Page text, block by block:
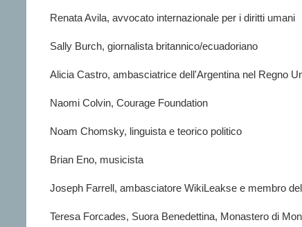
Renata Avila, avvocato internazionale per i diritti umani
Sally Burch, giornalista britannico/ecuadoriano
Alicia Castro, ambasciatrice dell'Argentina nel Regno
Naomi Colvin, Courage Foundation
Noam Chomsky, linguista e teorico politico
Brian Eno, musicista
Joseph Farrell, ambasciatore WikiLeakse e membro
Teresa Forcades, Suora Benedettina, Monastero di